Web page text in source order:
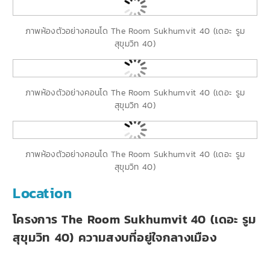
ภาพห้องตัวอย่างคอนโด The Room Sukhumvit 40 (เดอะ รูม
สุขุมวิท 40)
ภาพห้องตัวอย่างคอนโด The Room Sukhumvit 40 (เดอะ รูม
สุขุมวิท 40)
ภาพห้องตัวอย่างคอนโด The Room Sukhumvit 40 (เดอะ รูม
สุขุมวิท 40)
Location
โครงการ The Room Sukhumvit 40 (เดอะ รูม
สุขุมวิท 40) ความสงบที่อยู่ใจกลางเมือง